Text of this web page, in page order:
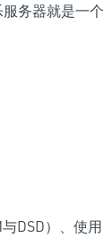
务器就是一个
DSD）、使用